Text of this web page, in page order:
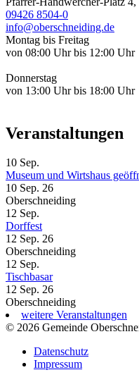
09426 8504-0
info@oberschneiding.de
Montag bis Freitag
von 08:00 Uhr bis 12:00 Uhr
Donnerstag
von 13:00 Uhr bis 18:00 Uhr
Veranstaltungen
10 Sep.
Museum und Wirtshaus
10 Sep. 26
Oberschneiding
12 Sep.
Dorffest
12 Sep. 26
Oberschneiding
12 Sep.
Tischbasar
12 Sep. 26
Oberschneiding
weitere Veranstaltungen
© 2026 Gemeinde
Datenschutz
Impressum